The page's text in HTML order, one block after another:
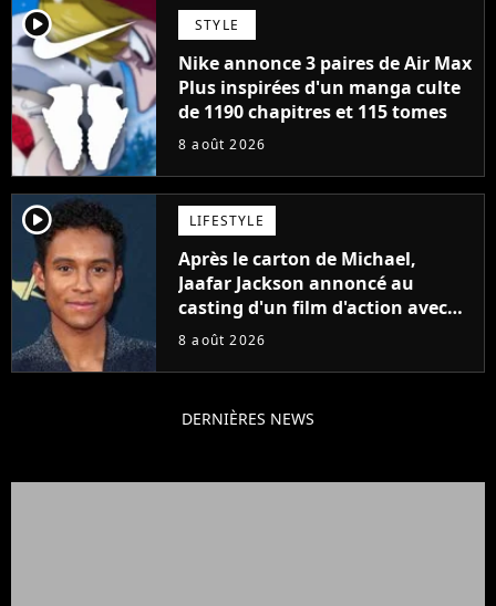
player2 STYLE
Nike annonce 3 paires de Air Max
Plus inspirées d'un manga culte
de 1190 chapitres et 115 tomes
8 août 2026
player2 LIFESTYLE
Après le carton de Michael,
Jaafar Jackson annoncé au
casting d'un film d'action avec
Will Smith
8 août 2026
DERNIÈRES NEWS